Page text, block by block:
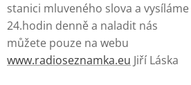
stanici mluveného slova a vysíláme
24.hodin denně a naladit nás
můžete pouze na webu
www.radioseznamka.eu Jiří Láska